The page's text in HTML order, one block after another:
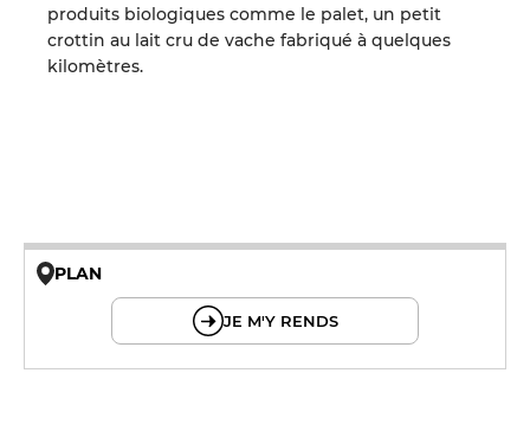
produits biologiques comme le palet, un petit
crottin au lait cru de vache fabriqué à quelques
kilomètres.
PLAN
JE M'Y RENDS